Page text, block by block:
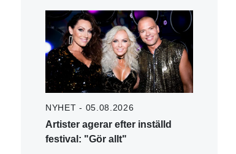
NYHET - 05.08.2026
Artister agerar efter inställd
festival: "Gör allt"